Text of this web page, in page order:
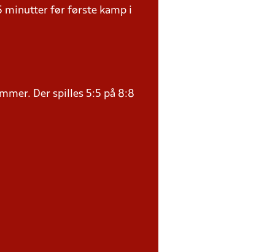
minutter før første kamp i
Der spilles 5:5 på 8:8